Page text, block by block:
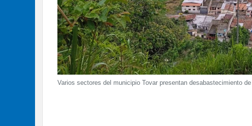
Varios sectores del municipio Tovar presentan desabastecimiento